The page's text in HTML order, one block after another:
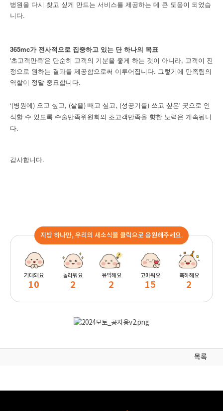
병원을 다시 찾고 싶게 만드는 서비스를 제공하는 데 큰 도움이 되었습
니다.
365mc가 전사적으로 집중하고 있는 단 하나의 목표
'초고객만족'은 단순히 고객의 기분을 좋게 하는 것이 아니라, 고객이 진
정으로 원하는 결과를 제공함으로써 이루어집니다. 그렇기에 만족팀의
역할이 정말 중요합니다.
‘(병원에) 오고 싶고, (살을) 빼고 싶고, (성공기를) 쓰고 싶은' 곳으로 인
식할 수 있도록 수술만족위원회의 초고객만족을 향한 노력은 계속됩니
다.
감사합니다.
지방 하나만, 우리의 새소식을 클릭으로 응원해주세요.
기대돼요
10
놀라워요
2
유익해요
2
고마워요
15
축하해요
2
목록